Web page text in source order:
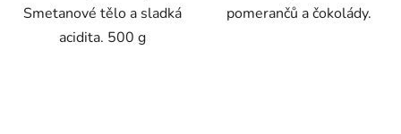
Smetanové tělo a sladká
acidita. 500 g
pomerančů a čokolády.